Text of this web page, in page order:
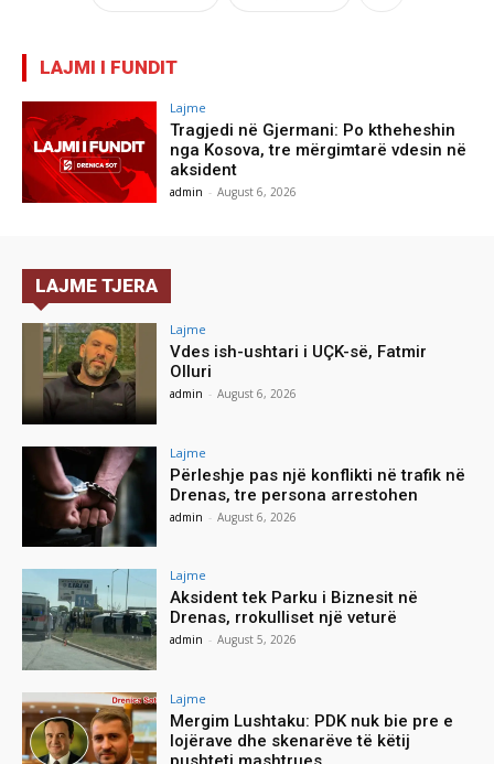
LAJMI I FUNDIT
Lajme
Tragjedi në Gjermani: Po ktheheshin
nga Kosova, tre mërgimtarë vdesin në
aksident
admin - August 6, 2026
LAJME TJERA
Lajme
Vdes ish-ushtari i UÇK-së, Fatmir
Olluri
admin - August 6, 2026
Lajme
Përleshje pas një konflikti në trafik në
Drenas, tre persona arrestohen
admin - August 6, 2026
Lajme
Aksident tek Parku i Biznesit në
Drenas, rrokulliset një veturë
admin - August 5, 2026
Lajme
Mergim Lushtaku: PDK nuk bie pre e
lojërave dhe skenarëve të këtij